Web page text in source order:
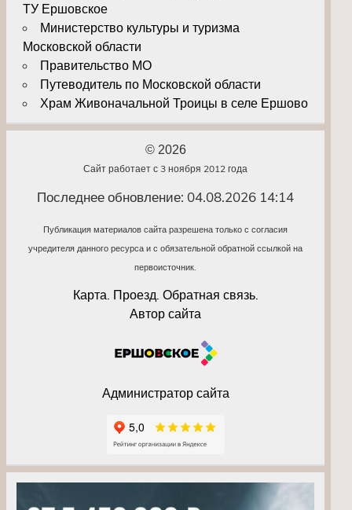
ТУ Ершовское
Министерство культуры и туризма
Московской области
Правительство МО
Путеводитель по Московской области
Храм Живоначальной Троицы в селе Ершово
© 2026
Сайт работает с 3 ноября 2012 года
Последнее обновление: 04.08.2026 14:14
Публикация материалов сайта разрешена только с согласия
учредителя данного ресурса и с обязательной обратной ссылкой на
первоисточник.
Карта. Проезд. Обратная связь.
Автор сайта
Администратор сайта